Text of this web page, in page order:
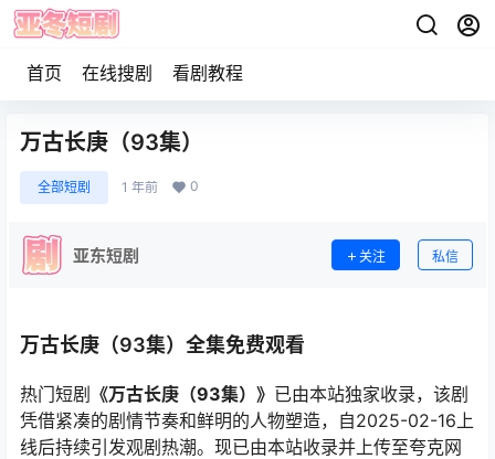
首页 在线搜剧 看剧教程
万古长庚（93集）
全部短剧 1 年前 0
亚东短剧 关注 私信
万古长庚（93集）全集免费观看
热门短剧 《万古长庚（93集）》 已由本站独家收录，该剧
凭借紧凑的剧情节奏和鲜明的人物塑造，自2025-02-16上
线后持续引发观剧热潮。现已由本站收录并上传至夸克网